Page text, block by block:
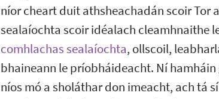
níor cheart duit athsheachadán scoir Tor
sealaíochta scoir idéalach cleamhnaithe
comhlachas sealaíochta, ollscoil,
bhaineann le príobháideacht. Ní
níos mó a sholáthar don imeacht, ach tá